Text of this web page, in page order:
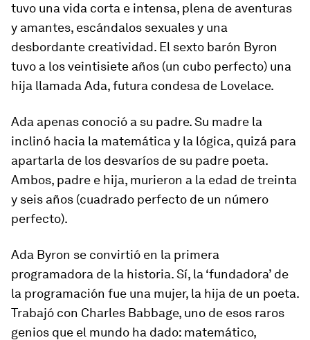
tuvo una vida corta e intensa, plena de aventuras
y amantes, escándalos sexuales y una
desbordante creatividad. El sexto barón Byron
tuvo a los veintisiete años (un cubo perfecto) una
hija llamada Ada, futura condesa de Lovelace.
Ada apenas conoció a su padre. Su madre la
inclinó hacia la matemática y la lógica, quizá para
apartarla de los desvaríos de su padre poeta.
Ambos, padre e hija, murieron a la edad de treinta
y seis años (cuadrado perfecto de un número
perfecto).
Ada Byron se convirtió en la primera
programadora de la historia. Sí, la ‘fundadora’ de
la programación fue una mujer, la hija de un poeta.
Trabajó con Charles Babbage, uno de esos raros
genios que el mundo ha dado: matemático,